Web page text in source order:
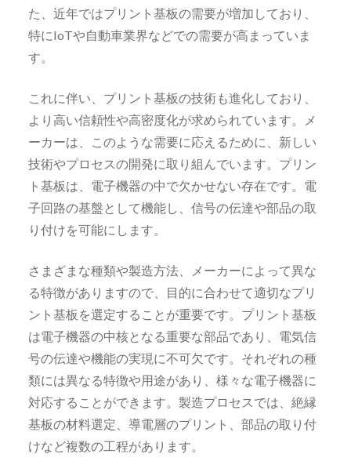
た、近年ではプリント基板の需要が増加しており、
特にIoTや自動車業界などでの需要が高まっていま
す。
これに伴い、プリント基板の技術も進化しており、
より高い信頼性や高密度化が求められています。メ
ーカーは、このような需要に応えるために、新しい
技術やプロセスの開発に取り組んでいます。プリン
ト基板は、電子機器の中で欠かせない存在です。電
子回路の基盤として機能し、信号の伝達や部品の取
り付けを可能にします。
さまざまな種類や製造方法、メーカーによって異な
る特徴がありますので、目的に合わせて適切なプリ
ント基板を選定することが重要です。プリント基板
は電子機器の中核となる重要な部品であり、電気信
号の伝達や機能の実現に不可欠です。それぞれの種
類には異なる特徴や用途があり、様々な電子機器に
対応することができます。製造プロセスでは、絶縁
基板の材料選定、導電層のプリント、部品の取り付
けなど複数の工程があります。